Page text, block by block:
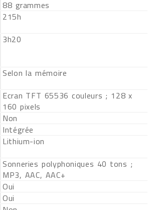
88 grammes
215h
3h20
Selon la mémoire
Ecran TFT 65536 couleurs ; 128 x
160 pixels
Non
Intégrée
Lithium-ion
Sonneries polyphoniques 40 tons ;
MP3, AAC, AAC+
Oui
Oui